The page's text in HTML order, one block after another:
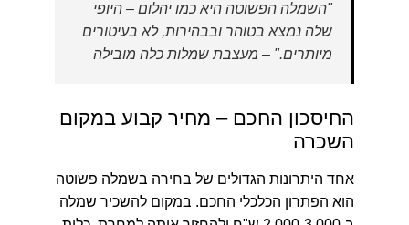
"השמלה הפשוטה היא כמו יהלום – היופי
שלה נמצא בטוהר ובבהירות, לא בעיטורים
מיותרים." – מעצבת שמלות כלה מובילה
החיסכון החכם – מחיר קבוע במקום
השכרה
אחד היתרונות הגדולים של בחירה בשמלה פשוטה
הוא הפתרון הכלכלי החכם. במקום להשכיר שמלה